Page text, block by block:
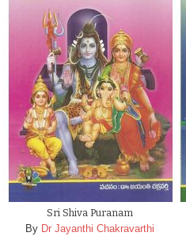
Sri Shiva Puranam
By Dr Jayanthi Chakravarthi